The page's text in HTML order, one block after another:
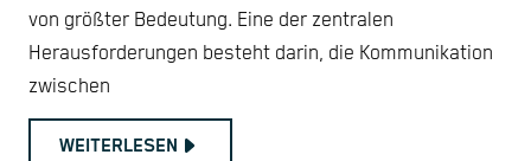
von größter Bedeutung. Eine der zentralen
Herausforderungen besteht darin, die Kommunikation
zwischen
WEITERLESEN